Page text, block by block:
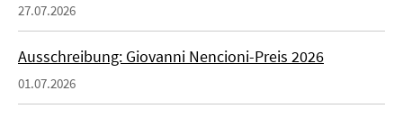
27.07.2026
Ausschreibung: Giovanni Nencioni-Preis 2026
01.07.2026